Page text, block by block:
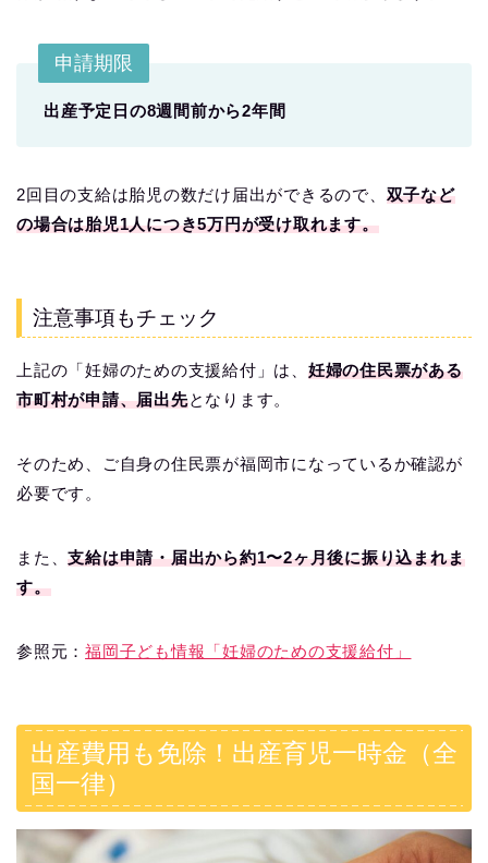
申請期限
出産予定日の8週間前から2年間
2回目の支給は胎児の数だけ届出ができるので、 双子など
の場合は胎児1人につき5万円が受け取れます。
注意事項もチェック
上記の「妊婦のための支援給付」は、 妊婦の住民票がある
市町村が申請、届出先となります。
そのため、ご自身の住民票が福岡市になっているか確認が
必要です。
また、支給は申請・届出から約1〜2ヶ月後に振り込まれま
す。
参照元：福岡子ども情報「妊婦のための支援給付」
出産費用も免除！出産育児一時金（全
国一律）